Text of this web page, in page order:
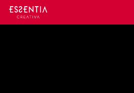
Skip
main